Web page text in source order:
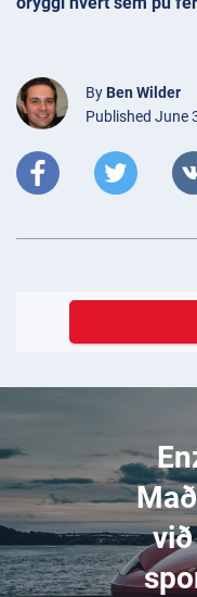
By Ben Wilder
Published June